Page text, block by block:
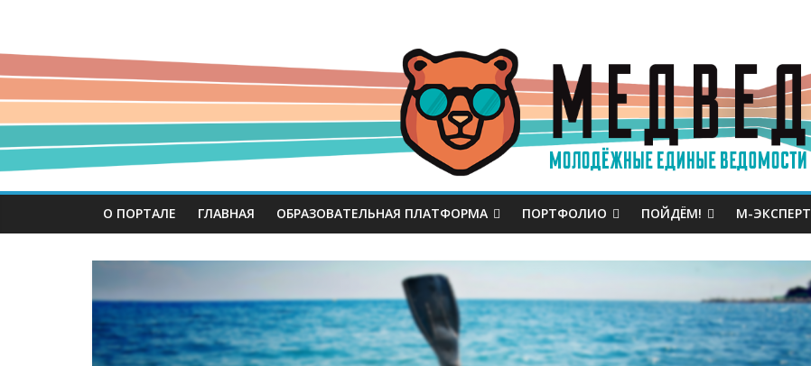
О ПОРТАЛЕ ГЛАВНАЯ ОБРАЗОВАТЕЛЬНАЯ ПЛАТФОРМА ПОРТФОЛИО ПОЙДЁМ! М-ЭКСПЕРТ